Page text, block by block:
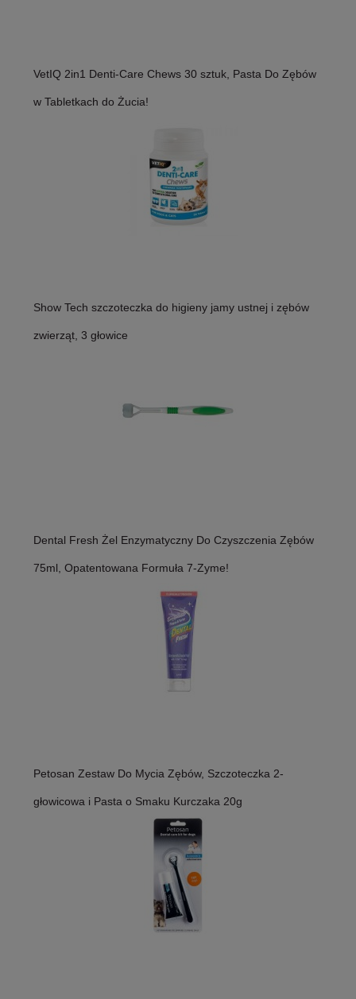
VetIQ 2in1 Denti-Care Chews 30 sztuk, Pasta Do Zębów
w Tabletkach do Żucia!
Show Tech szczoteczka do higieny jamy ustnej i zębów
zwierząt, 3 głowice
Dental Fresh Żel Enzymatyczny Do Czyszczenia Zębów
75ml, Opatentowana Formuła 7-Zyme!
Petosan Zestaw Do Mycia Zębów, Szczoteczka 2-
głowicowa i Pasta o Smaku Kurczaka 20g